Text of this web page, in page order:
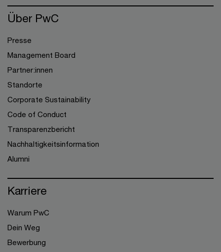
Über PwC
Presse
Management Board
Partner:innen
Standorte
Corporate Sustainability
Code of Conduct
Transparenzbericht
Nachhaltigkeitsinformation
Alumni
Karriere
Warum PwC
Dein Weg
Bewerbung